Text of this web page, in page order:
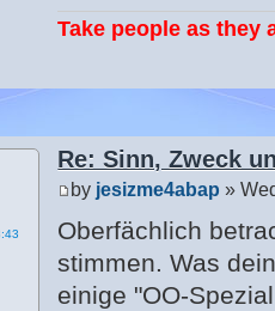
Take people as they
Re: Sinn, Zweck
by jesizme4abap »
Oberfächlich
stimmen. Was
einige "OO-